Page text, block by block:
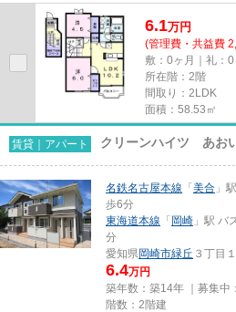
絡下さい。わたしたちスタッフ...
6.1万円
(管理費・共益費
敷：0ヶ月｜礼：0
所在階：2階
間取り：2LDK
面積：58.53㎡
賃貸｜アパート クリーンハイツ あお
名鉄名古屋本線 「 美合 」
歩6分
東海道本線 「 岡崎 」駅 バ
分
愛知県岡崎市緑丘 ３丁目
6.4万円
築年数：築14年 ｜募集中：
階数：2階建